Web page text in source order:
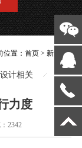
位置：首页 >新闻
设计相关
力度
2342